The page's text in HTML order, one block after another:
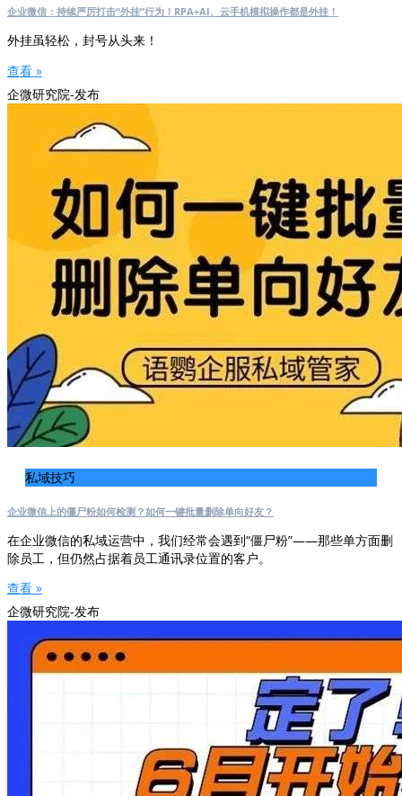
企业微信：持续严厉打击“外挂”行为！RPA+AI、云手机模拟操作都是外挂！
外挂虽轻松，封号从头来！
查看 »
企微研究院-发布
私域技巧
企业微信上的僵尸粉如何检测？如何一键批量删除单向好友？
在企业微信的私域运营中，我们经常会遇到“僵尸粉”——那些单方面删
除员工，但仍然占据着员工通讯录位置的客户。
查看 »
企微研究院-发布